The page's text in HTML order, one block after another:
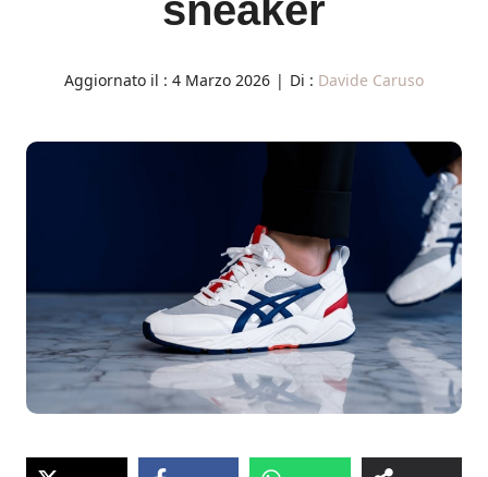
sneaker
Aggiornato il : 4 Marzo 2026 | Di : Davide Caruso